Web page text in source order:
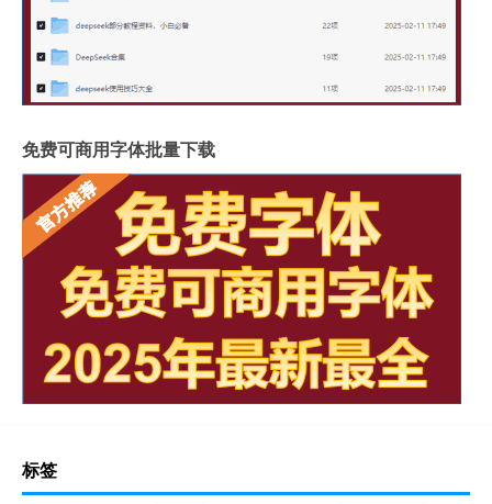
免费可商用字体批量下载
标签